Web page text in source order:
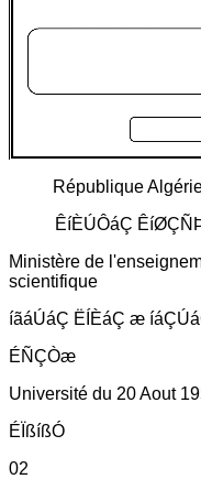
République
ÊíÈÚÔáÇ
Ministère de
scientifique
íãáÚáÇ ËÍÈáÇ æ
ÉÑÇÒæ
Université du 20 Aout
ÉÏßíßÓ
02